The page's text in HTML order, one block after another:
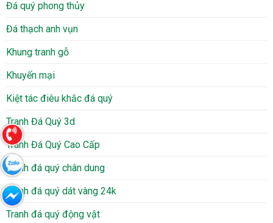
Đá quý phong thủy
Đá thạch anh vụn
Khung tranh gỗ
Khuyến mại
Kiệt tác điêu khắc đá quý
Tranh Đá Quý 3d
Tranh Đá Quý Cao Cấp
Tranh đá quý chân dung
Tranh đá quý dát vàng 24k
Tranh đá quý động vật